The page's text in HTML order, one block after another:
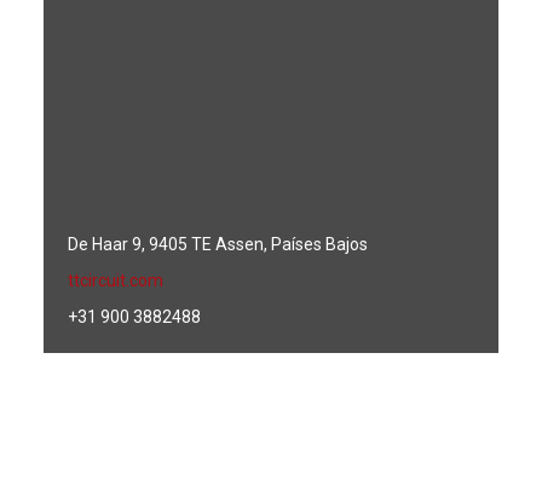
De Haar 9, 9405 TE Assen, Países Bajos
ttcircuit.com
+31 900 3882488